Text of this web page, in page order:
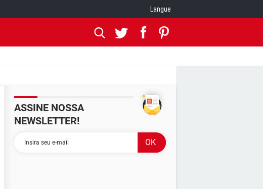
Langue
ASSINE NOSSA
NEWSLETTER!